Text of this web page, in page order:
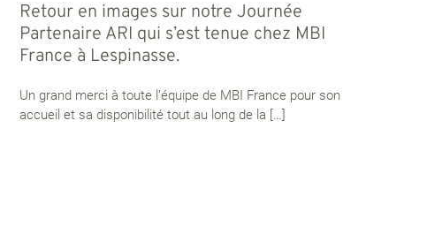
Retour en images sur notre Journée
Partenaire ARI qui s’est tenue chez MBI
France à Lespinasse.
Un grand merci à toute l’équipe de MBI France pour son
accueil et sa disponibilité tout au long de la […]